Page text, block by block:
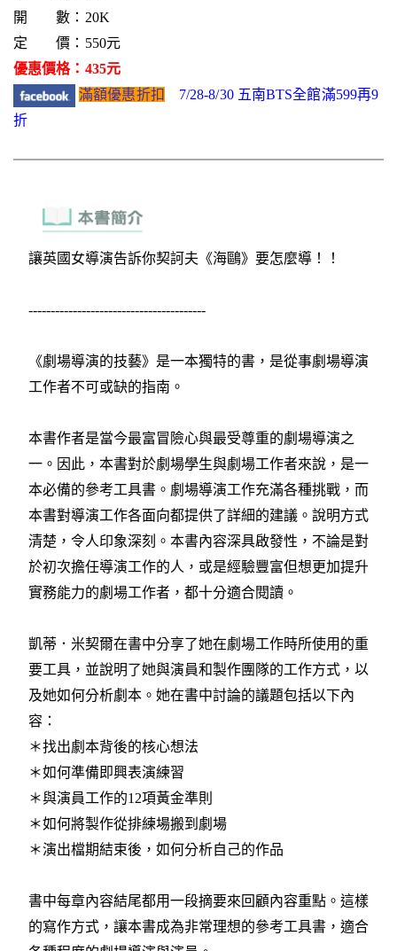
開 數：20K
定 價：550元
優惠價格：435元
滿額優惠折扣
7/28-8/30 五南BTS全館滿599再9
折